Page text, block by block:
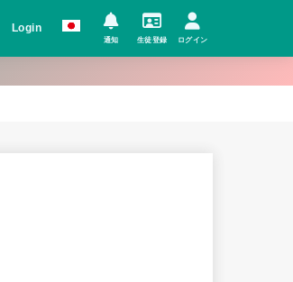
Login
通知 生徒登録 ログイン